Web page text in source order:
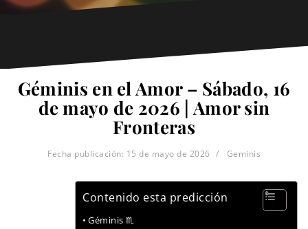
Géminis en el Amor – Sábado, 16
de mayo de 2026 | Amor sin
Fronteras
Fecha publicación: 15 de mayo de 2026 Geminis
Contenido esta predicción
Géminis ♏